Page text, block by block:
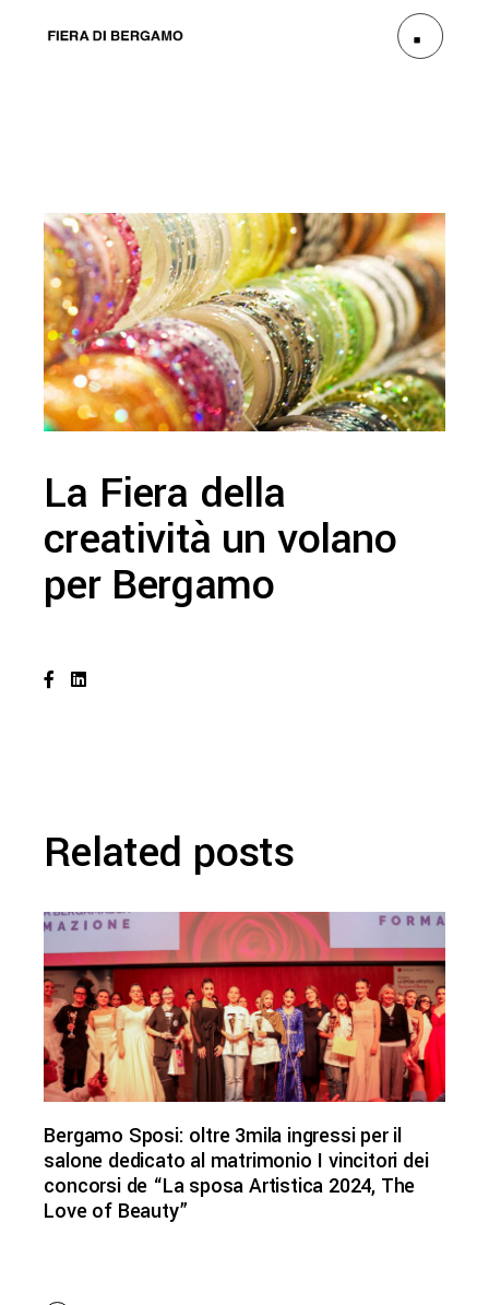
La Fiera della
creatività un volano
per Bergamo
Related posts
Bergamo Sposi: oltre 3mila ingressi per il
salone dedicato al matrimonio I vincitori dei
concorsi de “La sposa Artistica 2024, The
Love of Beauty”